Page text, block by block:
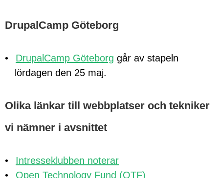
DrupalCamp Göteborg
DrupalCamp Göteborg går av stapeln
lördagen den 25 maj.
Olika länkar till webbplatser och tekniker
vi nämner i avsnittet
Intresseklubben noterar
Open Technology Fund (OTF)